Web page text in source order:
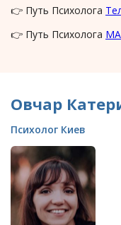
👉 Путь Психолога
👉 Путь Психолога
Овчар
Психолог Киев